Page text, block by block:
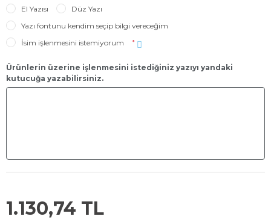
El Yazısı
Düz Yazı
Yazı fontunu kendim seçip bilgi vereceğim
İsim işlenmesini istemiyorum
*
Ürünlerin üzerine işlenmesini istediğiniz yazıyı yandaki
kutucuğa yazabilirsiniz.
1.130,74 TL